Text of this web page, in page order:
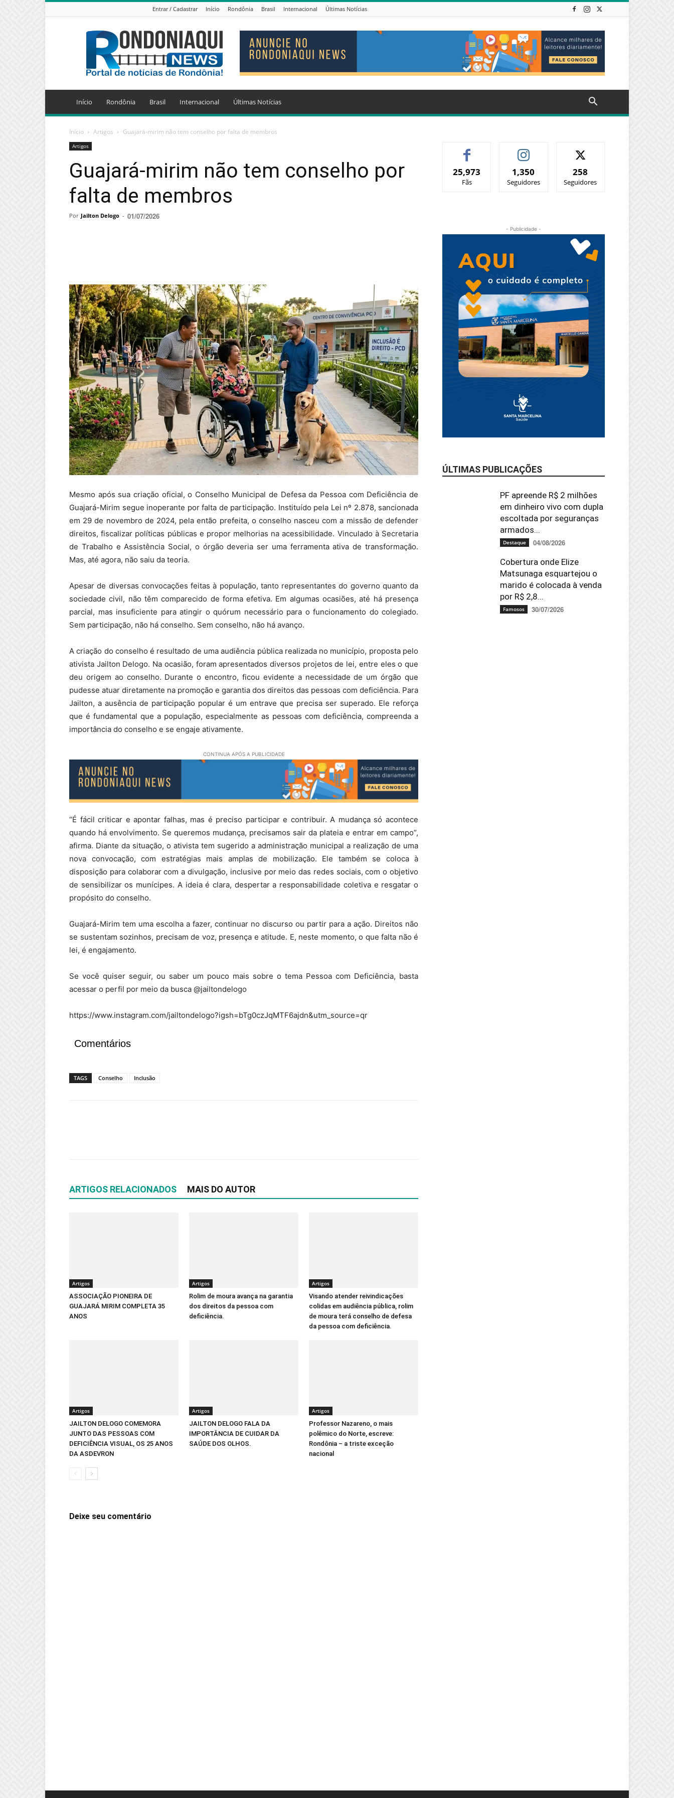
Entrar / Cadastrar Início Rondônia Brasil Internacional Últimas Notícias
Jornal
Eletrônico
Rondoniaqui
News
Início Rondônia Brasil Internacional Últimas Notícias
Início Artigos Guajará-mirim não tem conselho por falta de membros
Artigos
Guajará-mirim não tem conselho por
falta de membros
Por Jailton Delogo - 01/07/2026
Mesmo após sua criação oficial, o Conselho Municipal de Defesa da Pessoa com Deficiência de
Guajará-Mirim segue inoperante por falta de participação. Instituído pela Lei nº 2.878, sancionada
em 29 de novembro de 2024, pela então prefeita, o conselho nasceu com a missão de defender
direitos, fiscalizar políticas públicas e propor melhorias na acessibilidade. Vinculado à Secretaria
de Trabalho e Assistência Social, o órgão deveria ser uma ferramenta ativa de transformação.
Mas, até agora, não saiu da teoria.
Apesar de diversas convocações feitas à população, tanto representantes do governo quanto da
sociedade civil, não têm comparecido de forma efetiva. Em algumas ocasiões, até há presença
parcial, mas insuficiente para atingir o quórum necessário para o funcionamento do colegiado.
Sem participação, não há conselho. Sem conselho, não há avanço.
A criação do conselho é resultado de uma audiência pública realizada no município, proposta pelo
ativista Jailton Delogo. Na ocasião, foram apresentados diversos projetos de lei, entre eles o que
deu origem ao conselho. Durante o encontro, ficou evidente a necessidade de um órgão que
pudesse atuar diretamente na promoção e garantia dos direitos das pessoas com deficiência. Para
Jailton, a ausência de participação popular é um entrave que precisa ser superado. Ele reforça
que é fundamental que a população, especialmente as pessoas com deficiência, compreenda a
importância do conselho e se engaje ativamente.
CONTINUA APÓS A PUBLICIDADE
“É fácil criticar e apontar falhas, mas é preciso participar e contribuir. A mudança só acontece
quando há envolvimento. Se queremos mudança, precisamos sair da plateia e entrar em campo”,
afirma. Diante da situação, o ativista tem sugerido a administração municipal a realização de uma
nova convocação, com estratégias mais amplas de mobilização. Ele também se coloca à
disposição para colaborar com a divulgação, inclusive por meio das redes sociais, com o objetivo
de sensibilizar os munícipes. A ideia é clara, despertar a responsabilidade coletiva e resgatar o
propósito do conselho.
Guajará-Mirim tem uma escolha a fazer, continuar no discurso ou partir para a ação. Direitos não
se sustentam sozinhos, precisam de voz, presença e atitude. E, neste momento, o que falta não é
lei, é engajamento.
Se você quiser seguir, ou saber um pouco mais sobre o tema Pessoa com Deficiência, basta
acessar o perfil por meio da busca @jailtondelogo
https://www.instagram.com/jailtondelogo?igsh=bTg0czJqMTF6ajdn&utm_source=qr
Comentários
TAGS Conselho Inclusão
ARTIGOS RELACIONADOS MAIS DO AUTOR
Artigos
ASSOCIAÇÃO PIONEIRA DE
GUAJARÁ MIRIM COMPLETA 35
ANOS
Artigos
Rolim de moura avança na garantia
dos direitos da pessoa com
deficiência.
Artigos
Visando atender reivindicações
colidas em audiência pública, rolim
de moura terá conselho de defesa
da pessoa com deficiência.
Artigos
JAILTON DELOGO COMEMORA
JUNTO DAS PESSOAS COM
DEFICIÊNCIA VISUAL, OS 25 ANOS
DA ASDEVRON
Artigos
JAILTON DELOGO FALA DA
IMPORTÂNCIA DE CUIDAR DA
SAÚDE DOS OLHOS.
Artigos
Professor Nazareno, o mais
polêmico do Norte, escreve:
Rondônia – a triste exceção
nacional
Deixe seu comentário
25,973
Fãs
1,350
Seguidores
258
Seguidores
- Publicidade -
ÚLTIMAS PUBLICAÇÕES
PF apreende R$ 2 milhões
em dinheiro vivo com dupla
escoltada por seguranças
armados...
Destaque 04/08/2026
Cobertura onde Elize
Matsunaga esquartejou o
marido é colocada à venda
por R$ 2,8...
Famosos 30/07/2026